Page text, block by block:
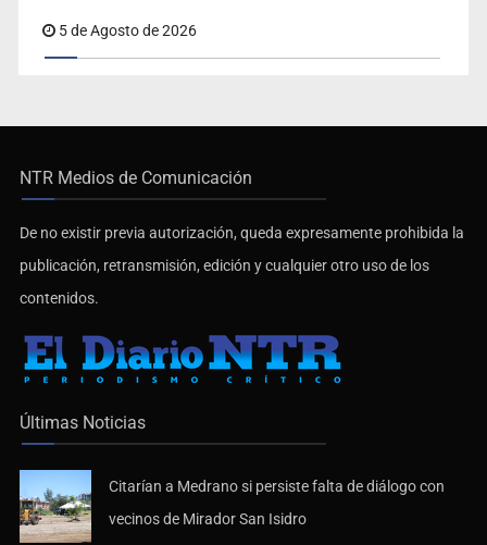
5 de Agosto de 2026
NTR Medios de Comunicación
De no existir previa autorización, queda expresamente prohibida la
publicación, retransmisión, edición y cualquier otro uso de los
contenidos.
Últimas Noticias
Citarían a Medrano si persiste falta de diálogo con
vecinos de Mirador San Isidro